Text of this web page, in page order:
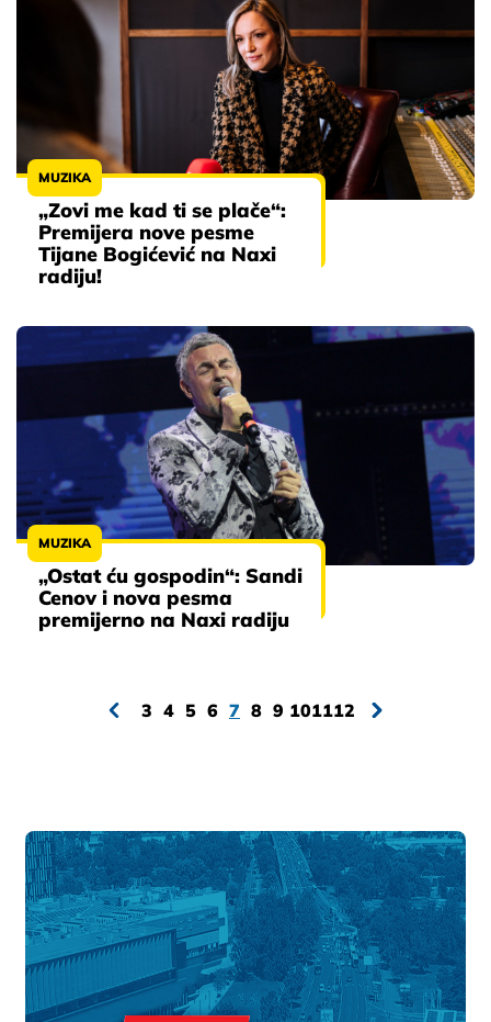
MUZIKA
„Zovi me kad ti se plače“:
Premijera nove pesme
Tijane Bogićević na Naxi
radiju!
MUZIKA
„Ostat ću gospodin“: Sandi
Cenov i nova pesma
premijerno na Naxi radiju
3 4 5 6 7 8 9 101112